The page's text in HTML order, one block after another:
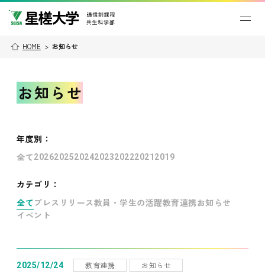
HOME > お知らせ
お知らせ
年度別 ：
全て202620252024202320222021 2019
カテゴリ：
全て プレスリリース教員・学生の活躍教育連携お知らせ
イベント
2025/12/24 教育連携 お知らせ